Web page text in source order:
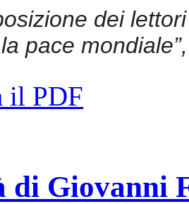
dei
pace
il PDF
Giovanni